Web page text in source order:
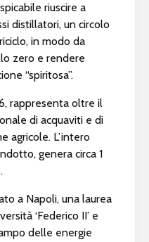
riuscire a
distillatori, un circolo
in modo da
zero e rendere
“spiritosa”.
rappresenta oltre il
di acquaviti e di
agricole. L’intero
genera circa 1
a Napoli, una laurea
‘Federico II’ e
delle energie